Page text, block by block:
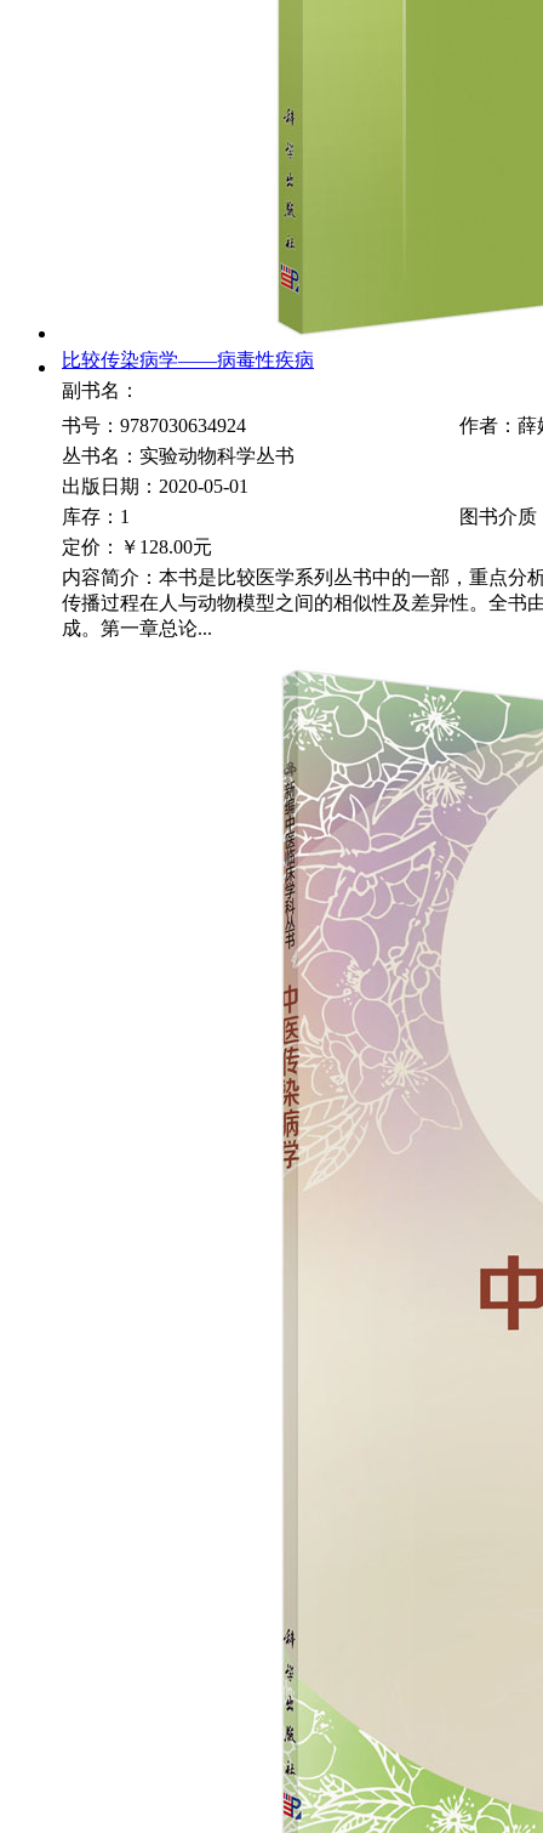
比较传染病学——病毒性疾病
副书名：
书号：9787030634924
作者：薛
丛书名：实验动物科学丛书
出版日期：2020-05-01
库存：1
图书介质
定价：
￥128.00元
内容简介：本书是比较医学系列丛书中的一部，重点分
传播过程在人与动物模型之间的相似性及差异性。全书
成。第一章总论...